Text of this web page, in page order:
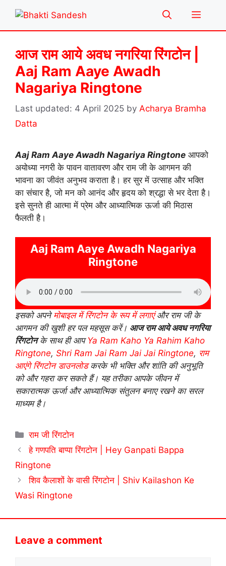
content
Menu
आज राम आये अवध नगरिया रिंगटोन |
Aaj Ram Aaye Awadh
Nagariya Ringtone
4 April 2025 by Acharya Bramha
Datta
Aaj Ram Aaye Awadh Nagariya Ringtone आपको
अयोध्या नगरी के पावन वातावरण और राम जी के आगमन की
भावना का जीवंत अनुभव कराता है। हर सुर में उत्साह और भक्ति
का संचार है, जो मन को आनंद और हृदय को श्रद्धा से भर देता है।
इसे सुनते ही आत्मा में प्रेम और आध्यात्मिक ऊर्जा की मिठास
फैलती है।
Aaj Ram Aaye Awadh Nagariya
Ringtone
इसको अपनेमोबाइल में रिंगटोन के रूप में लगाएंऔर राम जी के
आगमन की खुशी हर पल महसूस करें। आज राम आये अवध नगरिया
रिंगटोनके साथ ही आप Ya Ram Kaho Ya Rahim Kaho
Ringtone, Shri Ram Jai Ram Jai Jai Ringtone, राम
आएंगे रिंगटोन डाउनलोडकरके भी भक्ति और शांति की अनुभूति
को और गहरा कर सकते हैं। यह तरीका आपके जीवन में
सकारात्मक ऊर्जा और आध्यात्मिक संतुलन बनाए रखने का सरल
माध्यम है।
Categories
राम जी रिंगटोन
हे गणपति बाप्पा रिंगटोन | Hey Ganpati Bappa
Ringtone
शिव कैलाशों के वासी रिंगटोन | Shiv Kailashon Ke
Wasi Ringtone
Leave a comment